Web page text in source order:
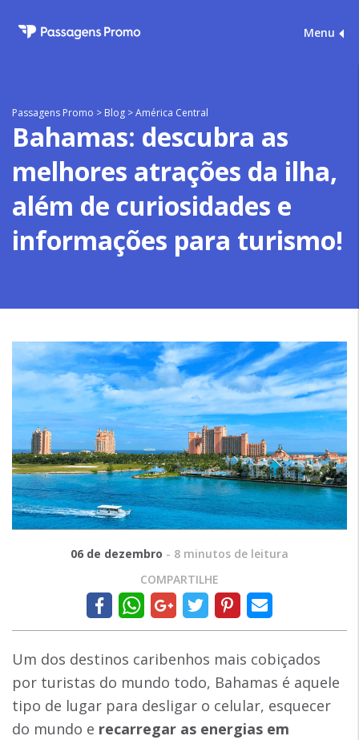
Menu
Passagens Promo > Blog >América Central
Bahamas: descubra as
melhores atrações da ilha,
além de curiosidades e
informações para turismo!
06 de dezembro - 8 minutos de leitura
COMPARTILHE
Um dos destinos caribenhos mais cobiçados
por turistas do mundo todo, Bahamas é aquele
tipo de lugar para desligar o celular, esquecer
do mundo e recarregar as energias em